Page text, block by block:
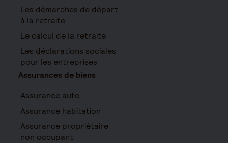
Les démarches de départ
à la retraite
Le calcul de la retraite
Les déclarations sociales
pour les entreprises
Assurances de biens
Assurance auto
Assurance habitation
Assurance propriétaire
non occupant